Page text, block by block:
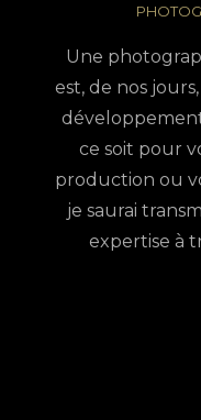
Une
est, de nos
ce soit pour
production ou
je saurai
expertise à